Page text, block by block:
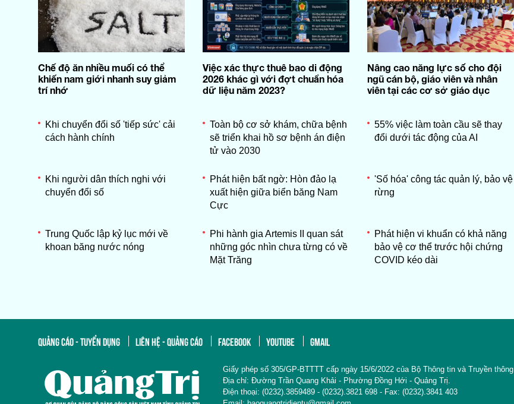
Chế độ ăn nhiều muối có thể
khiến nam giới nhanh suy giảm
trí nhớ
Việc xác thực thuê bao di động
2026 khác gì với đợt chuẩn hóa
dữ liệu năm 2023?
Nâng cao năng lực số cho đội
ngũ cán bộ, giáo viên và nhân
viên tại các cơ sở giáo dục
Khi chuyển đổi số 'tiếp sức' cải
cách hành chính
Toàn bộ cơ sở khám, chữa bệnh
sẽ triển khai hồ sơ bệnh án điện
tử vào 2030
55% việc làm toàn cầu sẽ thay
đổi dưới tác động của AI
Khi người dân thích nghi với
chuyển đổi số
Phát hiện bất ngờ: Hòn đảo lạ
xuất hiện giữa biển băng Nam
Cực
'Số hóa' công tác quản lý, bảo vệ
rừng
Trung Quốc lập kỷ lục mới về
khoan băng nước nóng
Phi hành gia Artemis II quan sát
những góc nhìn chưa từng có về
Mặt Trăng
Phát hiện vi khuẩn có khả năng
bảo vệ cơ thể trước hội chứng
COVID kéo dài
QUẢNG CÁO - TUYỂN DỤNG LIÊN HỆ - QUẢNG CÁO FACEBOOK YOUTUBE GMAIL
Giấy phép số 305/GP-BTTTT cấp ngày 15/6/2022 của Bộ Thông tin và Truyền thông
Địa chỉ: Đường Trần Quang Khải - Phường Đồng Hới - Quảng Trị.
Điện thoại: (0232).3859489 - (0232).3821 698 - Fax: (0232).3841 403